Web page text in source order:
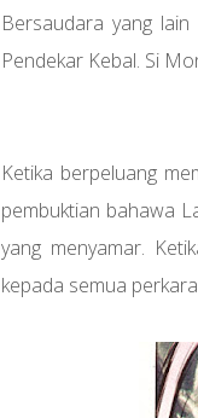
Bersaudara yang
Pendekar Kebal. Si
Ketika berpeluang
pembuktian bahawa
yang menyamar.
kepada semua